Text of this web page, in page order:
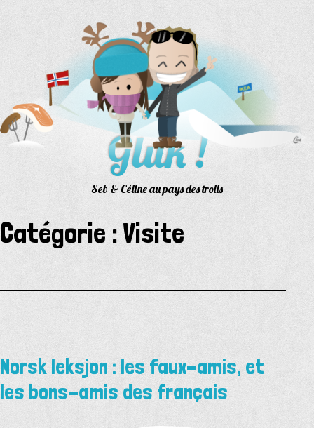
Gluk !
Seb & Céline au pays des trolls
Catégorie :Visite
Norsk leksjon : les faux-amis, et
les bons-amis des français